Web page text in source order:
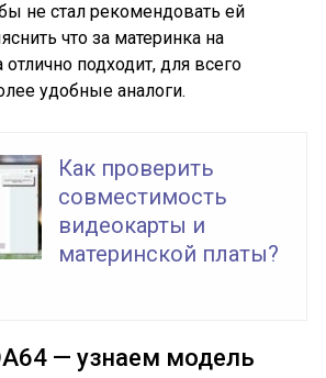
не стал рекомендовать ей
что за материнка на
подходит, для всего
удобные аналоги.
Как проверить
совместимость
видеокарты и
материнской платы?
— узнаем модель